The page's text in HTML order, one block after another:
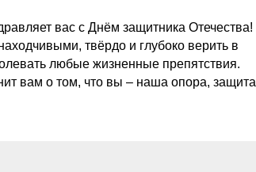
вас с Днём защитника Отечества!
твёрдо и глубоко верить в
любые жизненные препятствия.
вам о том, что вы – наша опора, защита